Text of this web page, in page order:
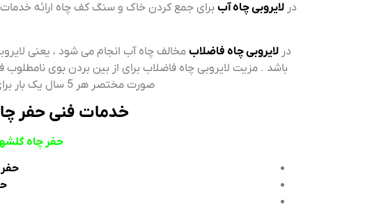
در لایروبی چاه آب برای جمع کردن خاک و سنگ کف چاه ارائه خدمات
در لایروبی چاه فاضلاب مخالف چاه آب انجام می شود ، یعنی
باشد . مزیت لایروبی چاه فاضلاب برای از بین بردن بوی
صورت مختصر هر 5 سال یک بار برای بازدید از وضعیت چاه خود و انجام خدمات لایروبی چاه فاضلابی اقدام نمایید .
خدمات فنی حفر
حفر چاه